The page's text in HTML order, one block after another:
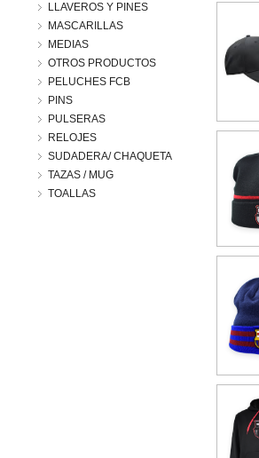
LLAVEROS Y PINES
MASCARILLAS
MEDIAS
OTROS PRODUCTOS
PELUCHES FCB
PINS
PULSERAS
RELOJES
SUDADERA/ CHAQUETA
TAZAS / MUG
TOALLAS